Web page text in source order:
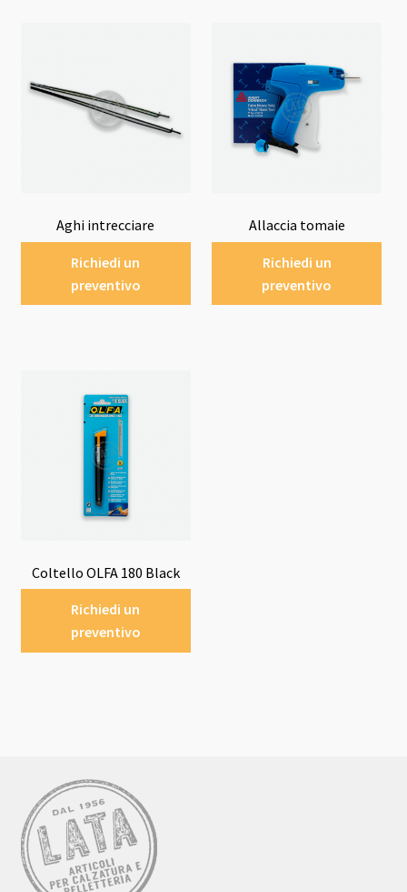
Aghi intrecciare
Richiedi un
preventivo
Allaccia tomaie
Richiedi un
preventivo
Coltello OLFA 180 Black
Richiedi un
preventivo